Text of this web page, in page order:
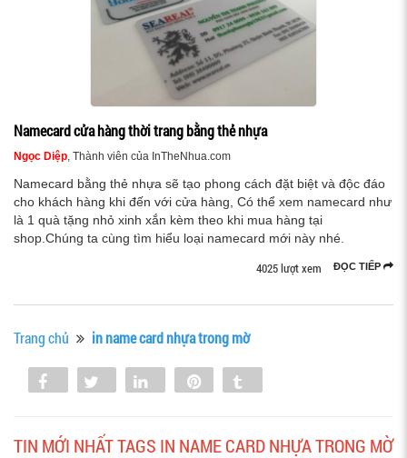
Namecard cửa hàng thời trang bằng thẻ nhựa
Ngọc Diệp, Thành viên của InTheNhua.com
Namecard bằng thẻ nhựa sẽ tạo phong cách đặt biệt và độc đáo
cho khách hàng khi đến với cửa hàng, Có thể xem namecard như
là 1 quà tặng nhỏ xinh xắn kèm theo khi mua hàng tại
shop.Chúng ta cùng tìm hiểu loại namecard mới này nhé.
ĐỌC TIẾP
4025 lượt xem
Trang chủ in name card nhựa trong mờ
Share Tweet Share
TIN MỚI NHẤT TAGS IN NAME CARD NHỰA TRONG MỜ